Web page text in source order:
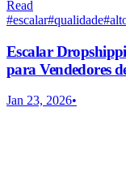
Read
#escalar#qualidade#
Escalar
para Vendedores
Jan 23, 2026•